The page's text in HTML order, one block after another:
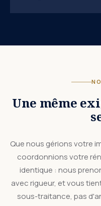
Une même
Que nous gérions votre
coordonnions votre
identique : nous
avec rigueur, et vous
sous-traitance, pas